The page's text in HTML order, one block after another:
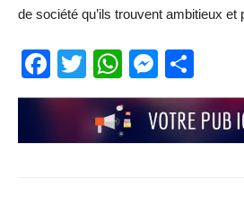
de société qu’ils trouvent ambitieux et
Facebook
TwitterWhatsApp